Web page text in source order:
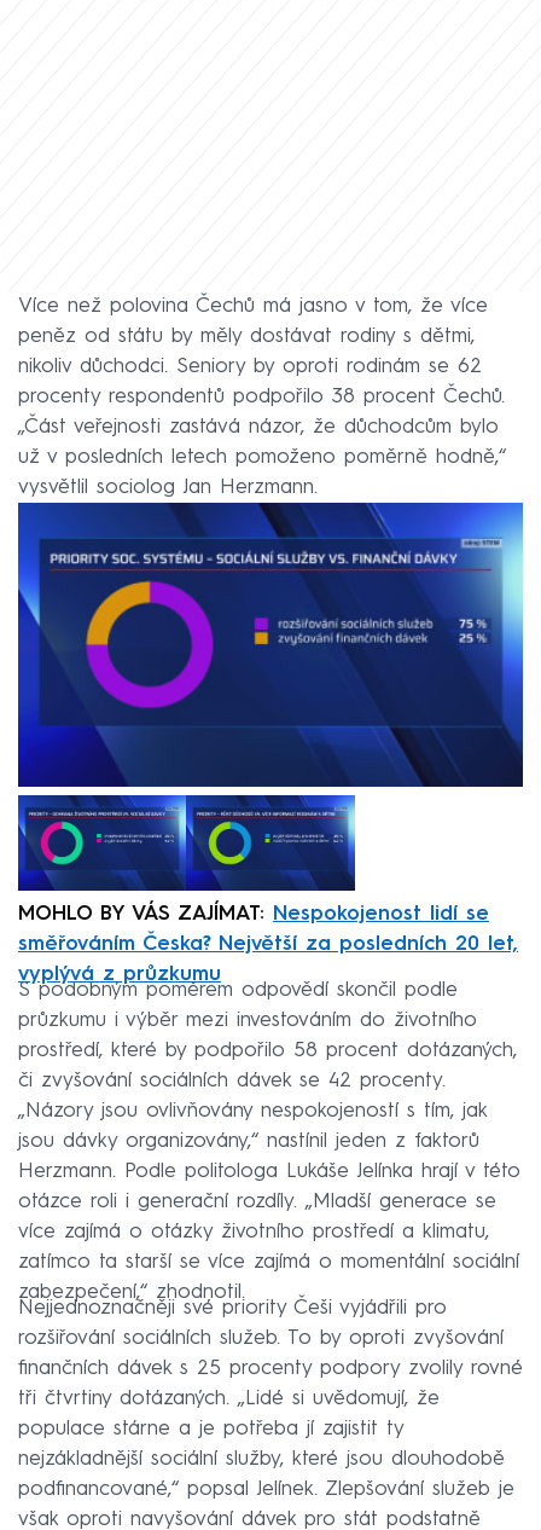
Více než polovina Čechů má jasno v tom, že více
peněz od státu by měly dostávat rodiny s dětmi,
nikoliv důchodci. Seniory by oproti rodinám se 62
procenty respondentů podpořilo 38 procent Čechů.
„Část veřejnosti zastává názor, že důchodcům bylo
už v posledních letech pomoženo poměrně hodně,“
vysvětlil sociolog Jan Herzmann.
MOHLO BY VÁS ZAJÍMAT:
Nespokojenost lidí se
směřováním Česka? Největší za posledních 20 let,
vyplývá z průzkumu
S podobným poměrem odpovědí skončil podle
průzkumu i výběr mezi investováním do životního
prostředí, které by podpořilo 58 procent dotázaných,
či zvyšování sociálních dávek se 42 procenty.
„Názory jsou ovlivňovány nespokojeností s tím, jak
jsou dávky organizovány,“ nastínil jeden z faktorů
Herzmann. Podle politologa Lukáše Jelínka hrají v této
otázce roli i generační rozdíly. „Mladší generace se
více zajímá o otázky životního prostředí a klimatu,
zatímco ta starší se více zajímá o momentální sociální
zabezpečení,“ zhodnotil.
Nejjednoznačněji své priority Češi vyjádřili pro
rozšiřování sociálních služeb. To by oproti zvyšování
finančních dávek s 25 procenty podpory zvolily rovné
tři čtvrtiny dotázaných. „Lidé si uvědomují, že
populace stárne a je potřeba jí zajistit ty
nejzákladnější sociální služby, které jsou dlouhodobě
podfinancované,“ popsal Jelínek. Zlepšování služeb je
však oproti navyšování dávek pro stát podstatně